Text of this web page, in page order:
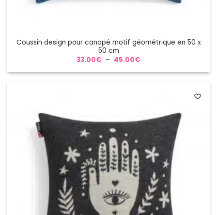
Coussin design pour canapé motif géométrique en 50 x
50 cm
33.00€ – 45.00€
prix :